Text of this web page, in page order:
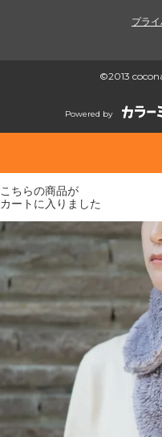
プラ
©2013
Powered by
こちらの商品が
カートに入りました